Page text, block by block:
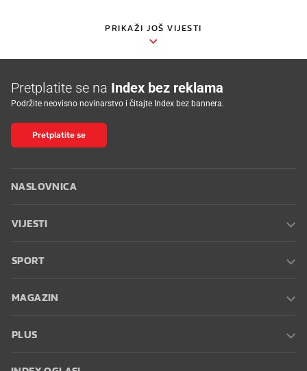
PRIKAŽI JOŠ VIJESTI
Pretplatite se na Index bez reklama
Podržite neovisno novinarstvo i čitajte Index bez bannera.
Pretplatite se
NASLOVNICA
VIJESTI
SPORT
MAGAZIN
PLUS